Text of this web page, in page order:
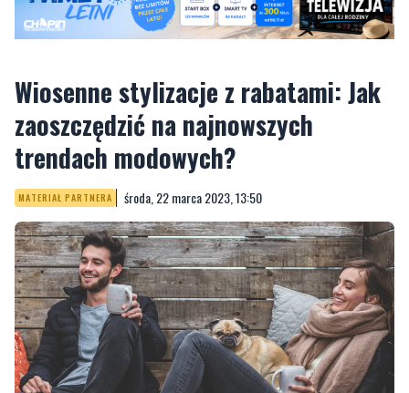
Wiosenne stylizacje z rabatami: Jak
zaoszczędzić na najnowszych
trendach modowych?
MATERIAŁ PARTNERA środa, 22 marca 2023, 13:50